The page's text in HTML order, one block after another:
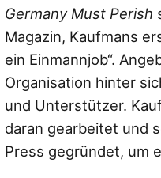
Germany Must Perish
Magazin, Kaufmans
ein Einmannjob“.
Organisation hinter
und Unterstützer.
daran gearbeitet und
Press gegründet, um